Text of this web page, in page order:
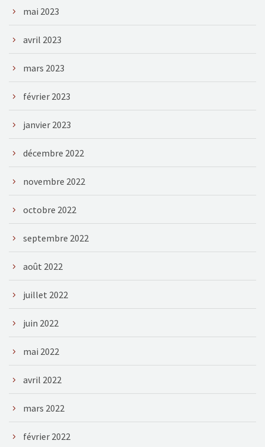
mai 2023
avril 2023
mars 2023
février 2023
janvier 2023
décembre 2022
novembre 2022
octobre 2022
septembre 2022
août 2022
juillet 2022
juin 2022
mai 2022
avril 2022
mars 2022
février 2022